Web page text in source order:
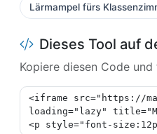
Lärmampel fürs
Dieses Tool auf
Kopiere diesen Code